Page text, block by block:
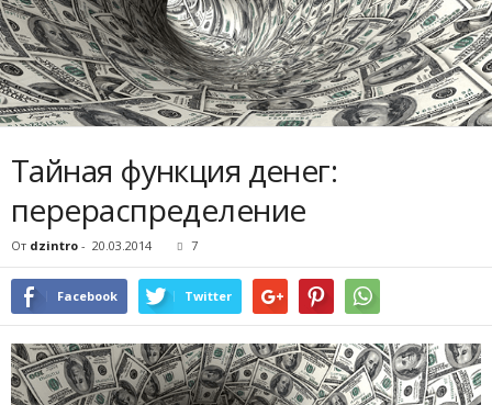
Тайная функция денег:
перераспределение
От dzintro - 20.03.2014 7
Facebook Twitter